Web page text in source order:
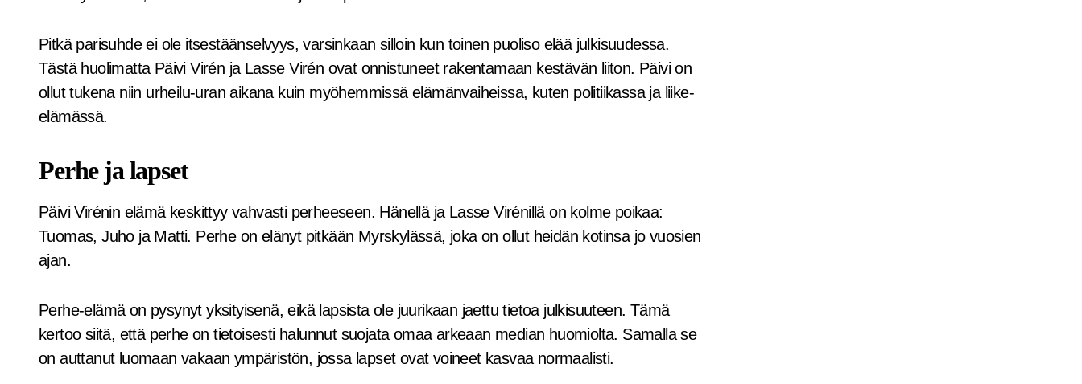
Pitkä parisuhde ei ole itsestäänselvyys, varsinkaan silloin kun toinen puoliso elää julkisuudessa.
Tästä huolimatta Päivi Virén ja Lasse Virén ovat onnistuneet rakentamaan kestävän liiton. Päivi on
ollut tukena niin urheilu-uran aikana kuin myöhemmissä elämänvaiheissa, kuten politiikassa ja liike-
elämässä.
Perhe ja lapset
Päivi Virénin elämä keskittyy vahvasti perheeseen. Hänellä ja Lasse Virénillä on kolme poikaa:
Tuomas, Juho ja Matti. Perhe on elänyt pitkään Myrskylässä, joka on ollut heidän kotinsa jo vuosien
ajan.
Perhe-elämä on pysynyt yksityisenä, eikä lapsista ole juurikaan jaettu tietoa julkisuuteen. Tämä
kertoo siitä, että perhe on tietoisesti halunnut suojata omaa arkeaan median huomiolta. Samalla se
on auttanut luomaan vakaan ympäristön, jossa lapset ovat voineet kasvaa normaalisti.